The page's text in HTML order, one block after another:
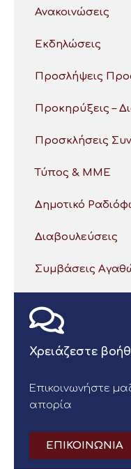
Ανακοινώσεις
Εκδηλώσεις
Προσλήψεις
Προκηρύξεις –
Προσκλήσεις
Τύπος & ΜΜΕ
Δημοτικό
Διαβουλεύσεις
Συμβάσεις
Χρειάζεστε
Επικοινωνήστε
απορία
ΕΠΙΚΟΙΝΩΝΙΑ